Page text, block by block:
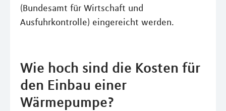
(Bundesamt für Wirtschaft und
Ausfuhrkontrolle) eingereicht werden.
Wie hoch sind die Kosten für
den Einbau einer
Wärmepumpe?